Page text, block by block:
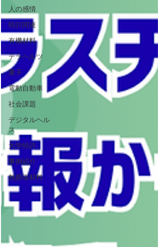
人の感情
特許関連
有機材料
テラヘルツ
量子
電動自動車
社会課題
デジタルヘル
ス
大学特許
事例紹介
熱膨張材料